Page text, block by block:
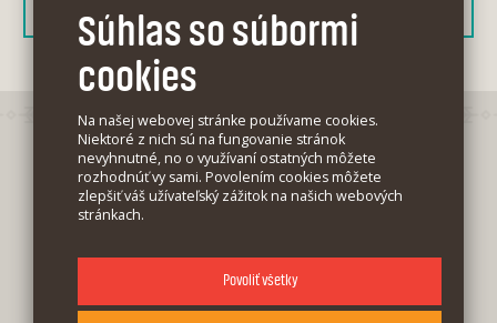
Súhlas so súbormi
cookies
Na našej webovej stránke používame cookies.
Niektoré z nich sú na fungovanie stránok
nevyhnutné, no o využívaní ostatných môžete
rozhodnúť vy sami. Povolením cookies môžete
zlepšiť váš užívateľský zážitok na našich webových
stránkach.
Cookies sú malé textové súbory, ktoré môžu byť
používané webovými stránkami, aby urobili
Povoliť všetky
Kontakt